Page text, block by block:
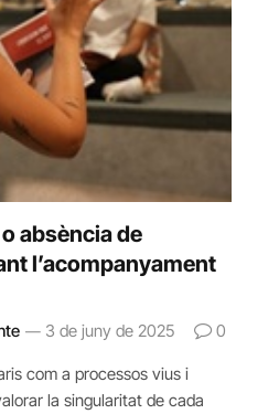
absència de
l’acompanyament
3 de juny de 2025 0
com a processos vius i
la singularitat de cada